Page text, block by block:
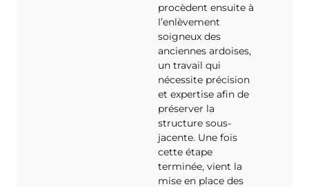
procèdent ensuite à
l’enlèvement
soigneux des
anciennes ardoises,
un travail qui
nécessite précision
et expertise afin de
préserver la
structure sous-
jacente. Une fois
cette étape
terminée, vient la
mise en place des